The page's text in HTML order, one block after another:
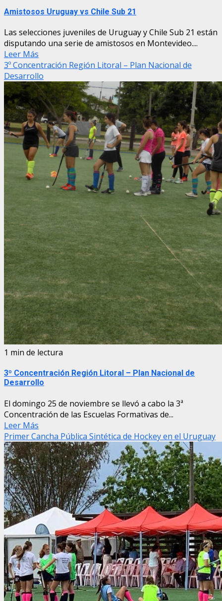
Amistosos Uruguay vs Chile Sub 21
Las selecciones juveniles de Uruguay y Chile Sub 21 están
disputando una serie de amistosos en Montevideo....
Leer Más
3º Concentración Región Litoral – Plan Nacional de
Desarrollo
1 min de lectura
3º Concentración Región Litoral – Plan Nacional de
Desarrollo
El domingo 25 de noviembre se llevó a cabo la 3ª
Concentración de las Escuelas Formativas de...
Leer Más
Primer Cancha Pública Sintética de Hockey en el Uruguay